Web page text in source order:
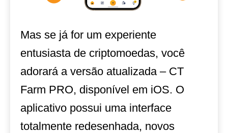
Mas se já for um experiente
entusiasta de criptomoedas, você
adorará a versão atualizada – CT
Farm PRO, disponível em iOS. O
aplicativo possui uma interface
totalmente redesenhada, novos